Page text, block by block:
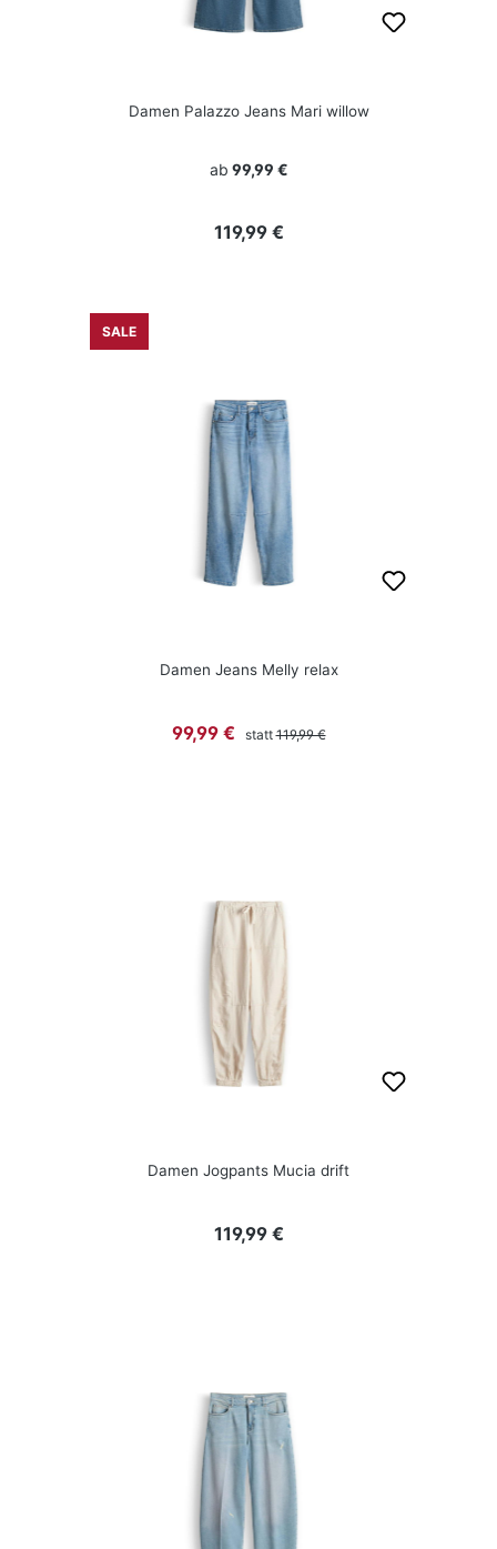
Damen Palazzo Jeans Mari willow
ab 99,99 €
Regulärer Preis:
119,99 €
SALE
Damen Jeans Melly relax
Verkaufspreis:
99,99 € stattRegulärer Preis:
119,99 €
Damen Jogpants Mucia drift
Regulärer Preis:
119,99 €